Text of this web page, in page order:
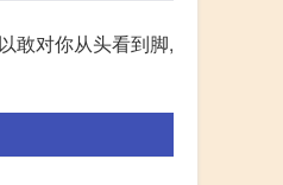
敢对你从头看到脚,